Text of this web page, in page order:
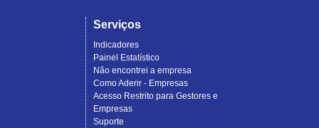
Serviços
Indicadores
Painel Estatístico
Não encontrei a empresa
Como Aderir - Empresas
Acesso Restrito para Gestores e
Empresas
Suporte